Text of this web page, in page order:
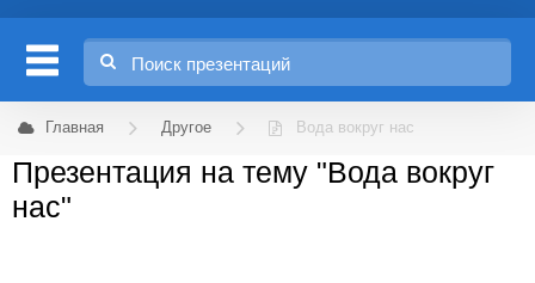
Главная Другое Вода вокруг нас
Презентация на тему "Вода вокруг
нас"